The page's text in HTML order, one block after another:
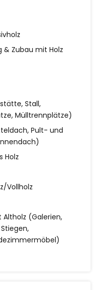
& Zubau mit Holz
Stall,
Mülltrennplätze)
Pult- und
Holz
Vollholz
(Galerien,